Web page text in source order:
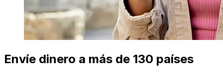
Envíe dinero a más de 130 países